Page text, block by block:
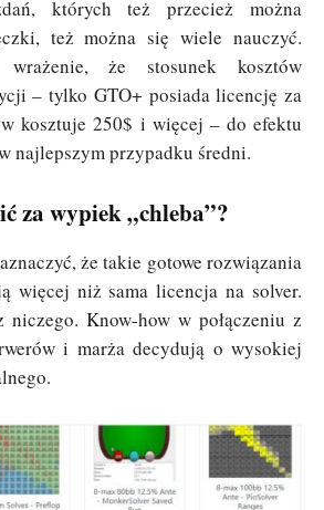
których też przecież można
też można się wiele nauczyć.
wrażenie, że stosunek kosztów
– tylko GTO+ posiada licencję za
kosztuje 250$ i więcej – do efektu
najlepszym przypadku średni.
za wypiek „chleba”?
że takie gotowe rozwiązania
więcej niż sama licencja na solver.
Know-how w połączeniu z
i marża decydują o wysokiej